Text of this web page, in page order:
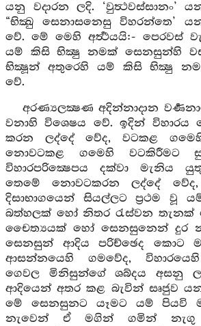
යනු වදාරන ලදි. ‘වුත්‍ථවස්සානං’
“භික්‍ඛු සෙනාසනෙසු විහරන්තෙ’
වේ. මේ මෙහි අර්‍ත්‍ථයයි:- පෙරවස්
යම් කිසි භික්‍ෂු නමක් සෙනසුන්හි
භික්‍ෂූන් අතුරෙහි යම් කිසි භික්‍ෂු
වේ.
අරණ්‍යලක්‍ෂණ අදින්නාදාන
වනාහි විශෙෂය වේ. ඉදින්
කරන ලද්දේ වේද, වටකළ
නොවටකළ ගමෙහි වටකිරීමට
විහාරපරික්‍ෂෙපය දක්වා මැනිය
තෙමේ නොවටකරන ලද්දේ
දිසාභාගයෙන් සියල්ලට ප්‍රථම වූ
බත්හලක් හෝ නිතර රැස්වන
චෛත්‍යයක් හෝ සෙනසුනෙන් දුර
සෙනසුන් ආදිය පරිච්ඡෙද කොට
ආසන්නයෙහි ගමවේද,
ගෙවල මිනිසුන්ගේ ශබ්දය අසනු
ආදියෙන් අතර කළ බැවින් සෘජුව
මේ සෙනසුනට යෑමට යම් පියවි
නැවෙන් ඒ මගින් ගමින්